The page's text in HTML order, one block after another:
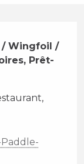
/ Wingfoil /
Prêt-